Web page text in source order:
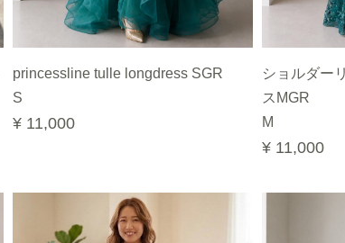
princessline tulle longdress SGR
S
¥ 11,000
ショルダー
スMGR
M
¥ 11,000